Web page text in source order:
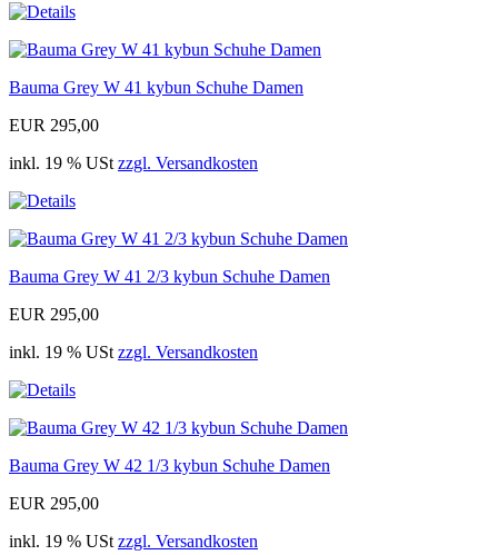
Bauma Grey W 41 kybun Schuhe Damen
EUR 295,00
inkl. 19 % USt zzgl. Versandkosten
Bauma Grey W 41 2/3 kybun Schuhe Damen
EUR 295,00
inkl. 19 % USt zzgl. Versandkosten
Bauma Grey W 42 1/3 kybun Schuhe Damen
EUR 295,00
inkl. 19 % USt zzgl. Versandkosten